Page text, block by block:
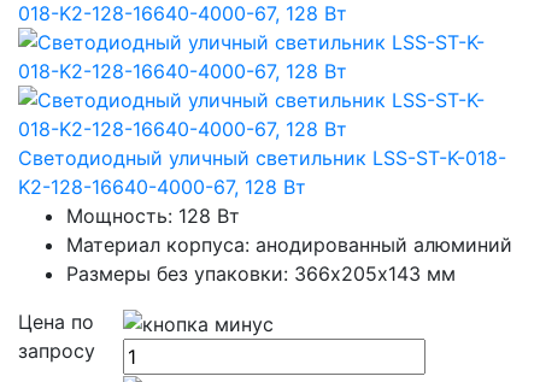
Светодиодный уличный светильник LSS-ST-K-018-
K2-128-16640-4000-67, 128 Вт
Мощность: 128 Вт
Материал корпуса: анодированный алюминий
Размеры без упаковки: 366х205х143 мм
Цена по
запросу